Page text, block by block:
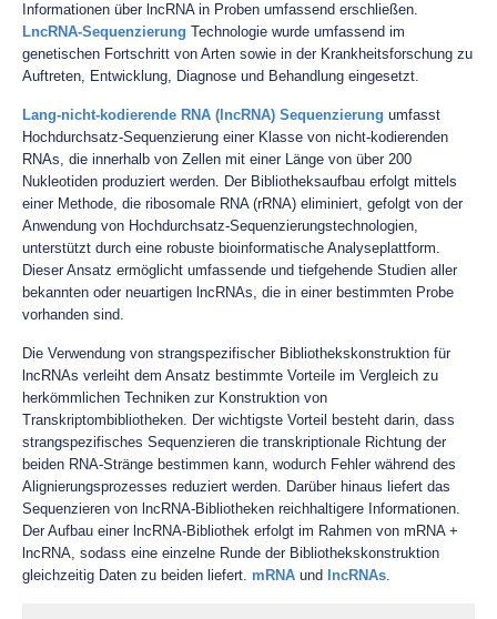
Informationen über lncRNA in Proben umfassend erschließen.
LncRNA-Sequenzierung Technologie wurde umfassend im
genetischen Fortschritt von Arten sowie in der Krankheitsforschung zu
Auftreten, Entwicklung, Diagnose und Behandlung eingesetzt.
Lang-nicht-kodierende RNA (lncRNA) Sequenzierung umfasst
Hochdurchsatz-Sequenzierung einer Klasse von nicht-kodierenden
RNAs, die innerhalb von Zellen mit einer Länge von über 200
Nukleotiden produziert werden. Der Bibliotheksaufbau erfolgt mittels
einer Methode, die ribosomale RNA (rRNA) eliminiert, gefolgt von der
Anwendung von Hochdurchsatz-Sequenzierungstechnologien,
unterstützt durch eine robuste bioinformatische Analyseplattform.
Dieser Ansatz ermöglicht umfassende und tiefgehende Studien aller
bekannten oder neuartigen lncRNAs, die in einer bestimmten Probe
vorhanden sind.
Die Verwendung von strangspezifischer Bibliothekskonstruktion für
lncRNAs verleiht dem Ansatz bestimmte Vorteile im Vergleich zu
herkömmlichen Techniken zur Konstruktion von
Transkriptombibliotheken. Der wichtigste Vorteil besteht darin, dass
strangspezifisches Sequenzieren die transkriptionale Richtung der
beiden RNA-Stränge bestimmen kann, wodurch Fehler während des
Alignierungsprozesses reduziert werden. Darüber hinaus liefert das
Sequenzieren von lncRNA-Bibliotheken reichhaltigere Informationen.
Der Aufbau einer lncRNA-Bibliothek erfolgt im Rahmen von mRNA +
lncRNA, sodass eine einzelne Runde der Bibliothekskonstruktion
gleichzeitig Daten zu beiden liefert. mRNA und lncRNAs.